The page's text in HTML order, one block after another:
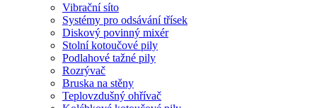
Diskový povinný mixér
Stolní kotoučové pily
Podlahové tažné pily
Rozrývač
Bruska na stěny
Teplovzdušný ohřívač
Kolébkové kotoučové pily
Produkty